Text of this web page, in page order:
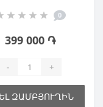
0
399 000 ֏
- +
ԶԱՄԲՅՈՒՂԻՆ